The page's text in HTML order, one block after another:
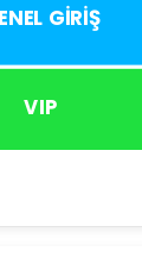
VIP
GİRİŞ